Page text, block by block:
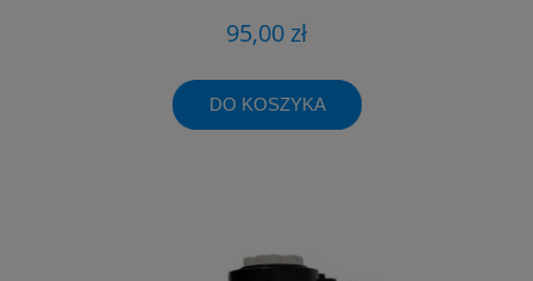
95,00 zł
DO KOSZYKA